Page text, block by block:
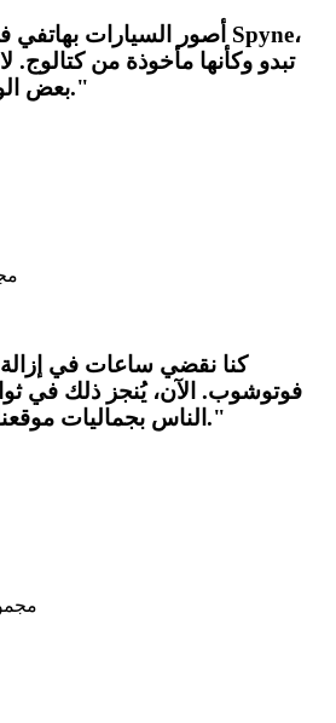
تبدو وكأنها مأخوذة من كتالوج.
بعض الوقت في تعديل الصور."
فوتوشوب. الآن، يُنجز ذلك في
الناس بجماليات موقعنا الإلكتروني باستمرار."